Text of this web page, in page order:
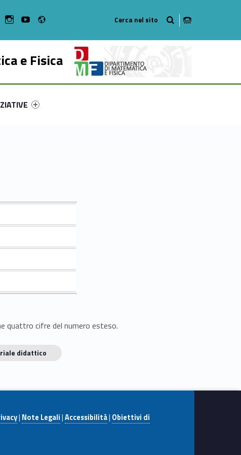
e Fisica
90636-53
#link-menu-primary-50603-62
WebMan on FacebookWebMan on Instagram
WebMan on Youtube
quattro cifre del numero esteso.
didattico
| Note Legali|Accessibilità| Obiettivi di